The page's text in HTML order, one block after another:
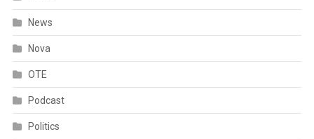
News
Nova
OTE
Podcast
Politics